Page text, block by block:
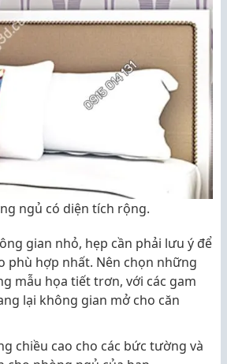
ngủ có diện tích rộng.
gian nhỏ, hẹp cần phải lưu ý để
phù hợp nhất. Nên chọn những
mẫu họa tiết trơn, với các gam
lại không gian mở cho căn
chiều cao cho các bức tường và